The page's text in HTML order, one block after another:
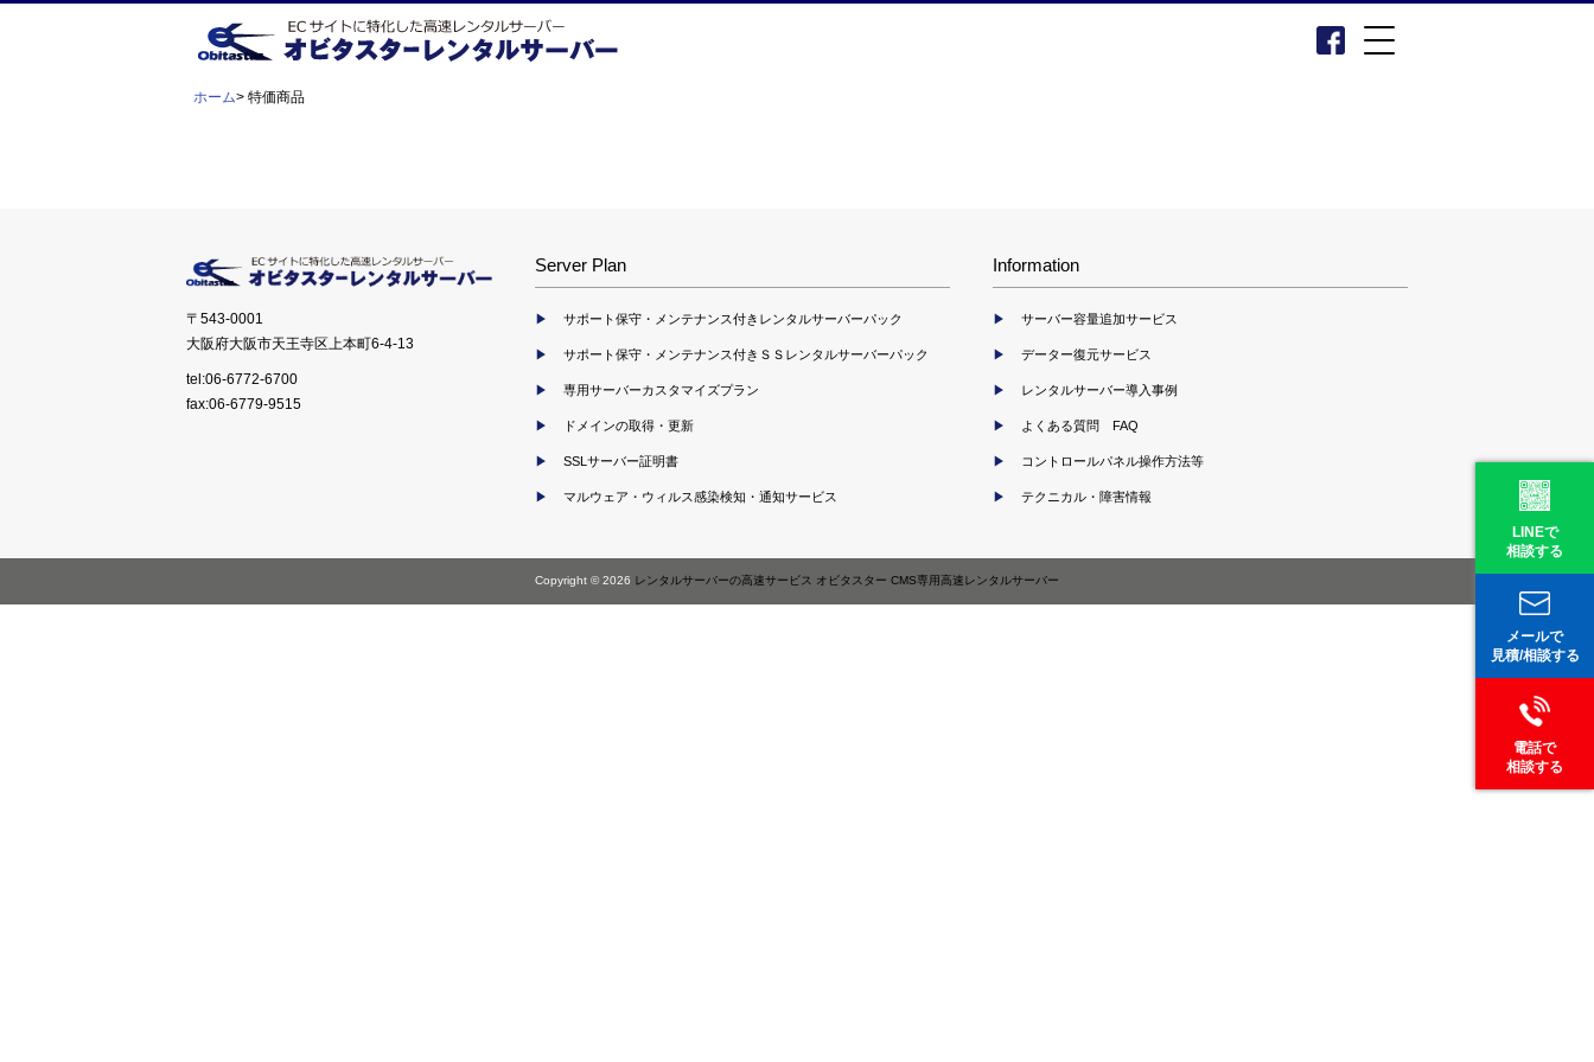
LINEで
相談する
メールで
見積/相談する
電話で
相談する
ホーム> 特価商品
〒543-0001
大阪府大阪市天王寺区上本町6-4-13
tel:06-6772-6700
fax:06-6779-9515
Server Plan
サポート保守・メンテナンス付きレンタルサーバーパック
サポート保守・メンテナンス付きＳＳレンタルサーバーパック
専用サーバーカスタマイズプラン
ドメインの取得・更新
SSLサーバー証明書
マルウェア・ウィルス感染検知・通知サービス
Information
サーバー容量追加サービス
データー復元サービス
レンタルサーバー導入事例
よくある質問 FAQ
コントロールパネル操作方法等
テクニカル・障害情報
Copyright © 2026 レンタルサーバーの高速サービス オビタスター CMS専用高速レンタルサーバー